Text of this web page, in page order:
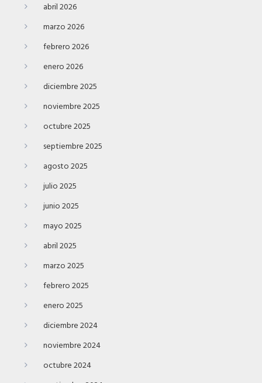
abril 2026
marzo 2026
febrero 2026
enero 2026
diciembre 2025
noviembre 2025
octubre 2025
septiembre 2025
agosto 2025
julio 2025
junio 2025
mayo 2025
abril 2025
marzo 2025
febrero 2025
enero 2025
diciembre 2024
noviembre 2024
octubre 2024